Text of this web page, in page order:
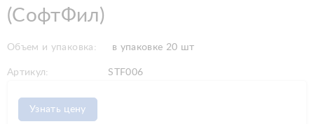
(СофтФил)
Объем и упаковка: в упаковке 20 шт
Артикул: STF006
Узнать цену